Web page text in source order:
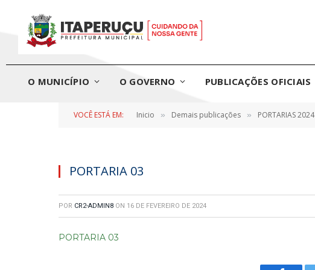
O MUNICÍPIO O GOVERNO PUBLICAÇÕES OFICIAIS
VOCÊ ESTÁ EM: Inicio » Demais publicações » PORTARIAS 2024
PORTARIA 03
POR CR2-ADMIN8 ON 16 DE FEVEREIRO DE 2024
PORTARIA 03